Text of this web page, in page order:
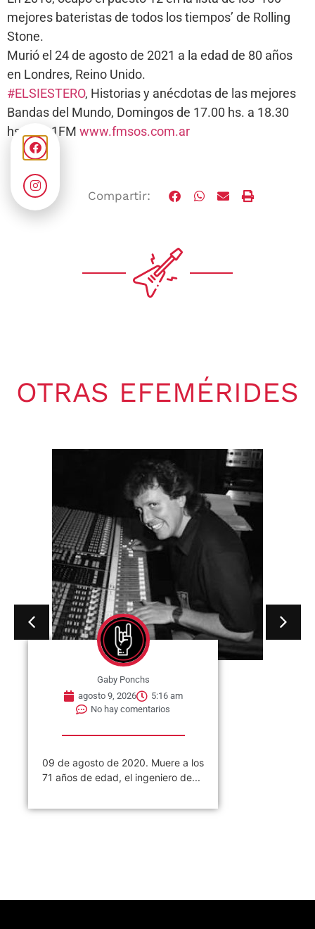
mejores bateristas de todos los tiempos’ de Rolling
Stone.
Murió el 24 de agosto de 2021 a la edad de 80 años
en Londres, Reino Unido.
#ELSIESTERO, Historias y anécdotas de las mejores
Bandas del Mundo, Domingos de 17.00 hs. a 18.30
hs. 105.1FM www.fmsos.com.ar
Compartir:
OTRAS EFEMÉRIDES
Gaby Ponchs
agosto 9, 2026
5:16 am
No hay comentarios
09 de agosto de 2020. Muere a los
71 años de edad, el ingeniero de...